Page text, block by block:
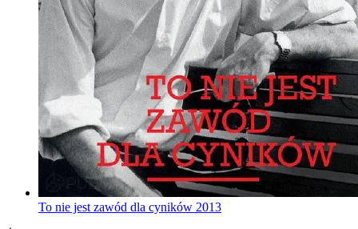
To nie jest zawód dla cyników 2013